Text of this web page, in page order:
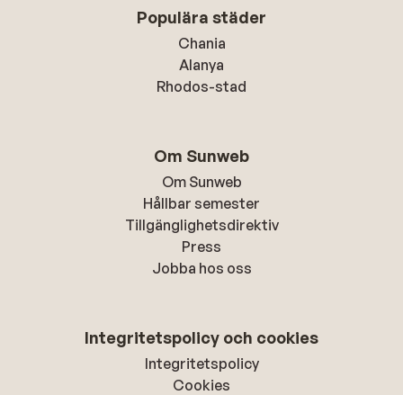
Populära städer
Chania
Alanya
Rhodos-stad
Om Sunweb
Om Sunweb
Hållbar semester
Tillgänglighetsdirektiv
Press
Jobba hos oss
Integritetspolicy och cookies
Integritetspolicy
Cookies